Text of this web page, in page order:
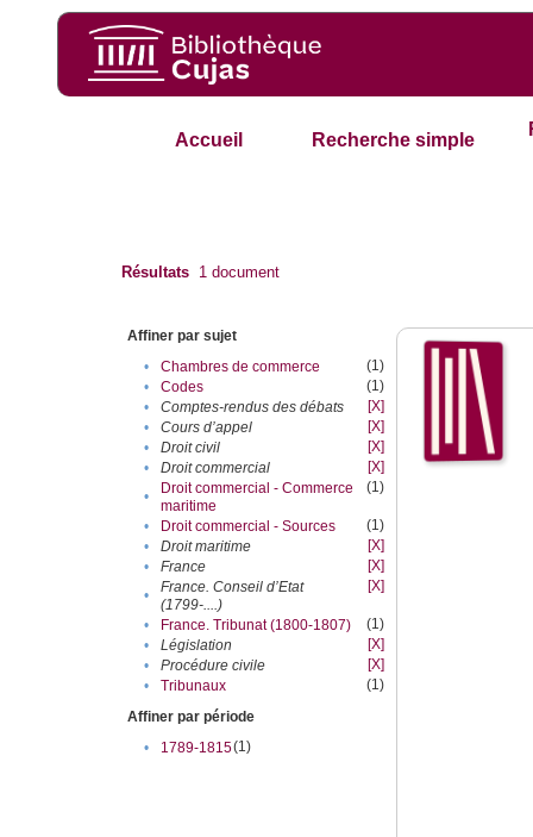
Accueil Recherche simple
Résultats 1 document
Affiner par sujet
•
Chambres de commerce
(1)
•
Codes
(1)
•
Comptes-rendus des débats
[X]
•
Cours d’appel
[X]
•
Droit civil
[X]
•
Droit commercial
[X]
•
Droit commercial - Commerce
maritime
(1)
• Droit commercial - Sources
(1)
•
Droit maritime
[X]
•
France
[X]
•
France. Conseil d’Etat
(1799-....)
[X]
• France. Tribunat (1800-1807)
(1)
•
Législation
[X]
•
Procédure civile
[X]
•
Tribunaux
(1)
Affiner par période
•
1789-1815(1)